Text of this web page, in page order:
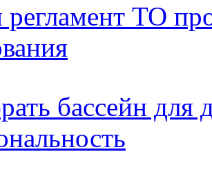
ТО
бассейн для